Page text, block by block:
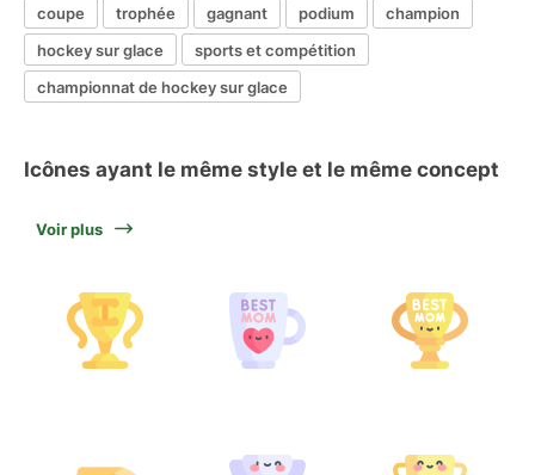
coupe trophée gagnant podium
champion
hockey sur glace
sports et compétition
championnat de hockey sur glace
Icônes ayant le même style et le même concept
Voir plus